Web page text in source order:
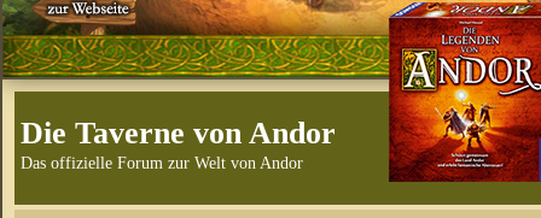
Die Taverne von Andor
Das offizielle Forum zur Welt von Andor